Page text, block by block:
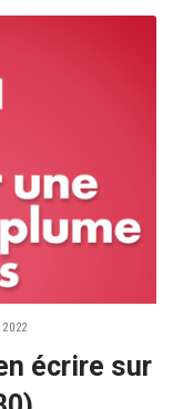
2022
écrire sur